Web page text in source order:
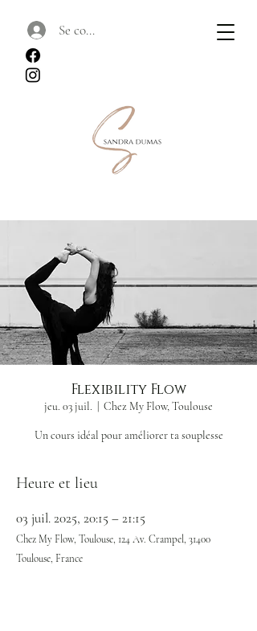
Se connecter
Flexibility Flow
jeu. 03 juil. Chez My Flow, Toulouse
Un cours idéal pour améliorer ta souplesse
Heure et lieu
03 juil. 2025, 20:15 – 21:15
Chez My Flow, Toulouse, 124 Av. Crampel, 31400
Toulouse, France